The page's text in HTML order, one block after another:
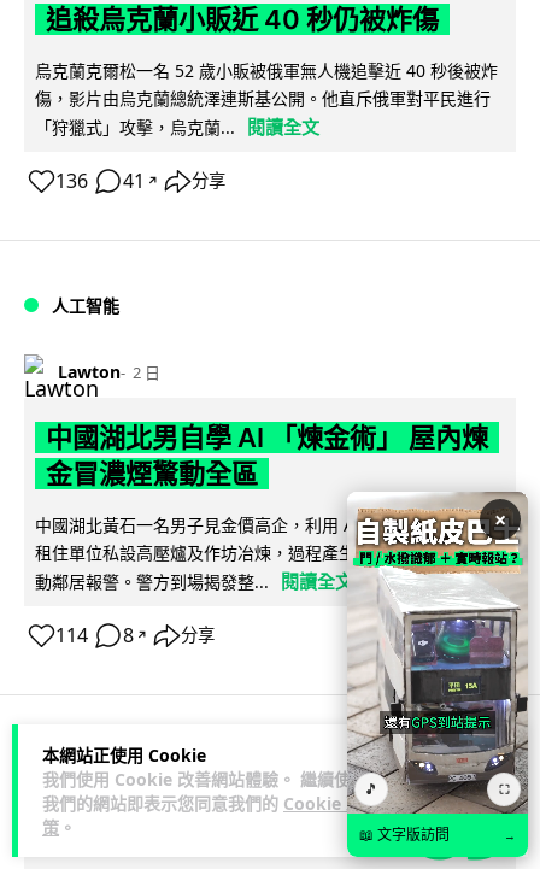
本網站正使用 Cookie
我們使用 Cookie 改善網站體驗。 繼續使用
我們的網站即表示您同意我們的 Cookie 政
策 。
追殺烏克蘭小販近 40 秒仍被炸傷
烏克蘭克爾松一名 52 歲小販被俄軍無人機追擊近 40 秒後被炸
傷，影片由烏克蘭總統澤連斯基公開。他直斥俄軍對平民進行
「狩獵式」攻擊，烏克蘭...
閱讀全文
136 41 ↗ 分享
人工智能
Lawton 2 日
中國湖北男自學 AI 「煉金術」 屋內煉
金冒濃煙驚動全區
中國湖北黃石一名男子見金價高企，利用 AI 自學提煉黃金，在
租住單位私設高壓爐及作坊冶煉，過程產生大量刺鼻濃煙，驚
動鄰居報警。警方到場揭發整...
閱讀全文
114 8 ↗ 分享
3C科技 流動音樂
Lawton 89
×
🎵 ⛶
📖 文字版訪問 →